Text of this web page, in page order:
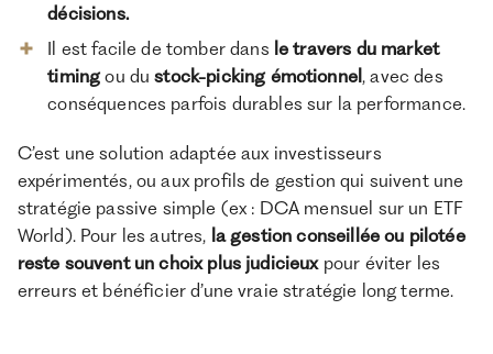
décisions.
Il est facile de tomber dans le travers du market
timingou dustock-picking émotionnel, avec des
conséquences parfois durables sur la performance.
C’est une solution adaptée aux investisseurs
expérimentés, ou aux profils de gestion qui suivent une
stratégie passive simple (ex : DCA mensuel sur un ETF
World). Pour les autres, la gestion conseillée ou pilotée
reste souvent un choix plus judicieuxpour éviter les
erreurs et bénéficier d’une vraie stratégie long terme.